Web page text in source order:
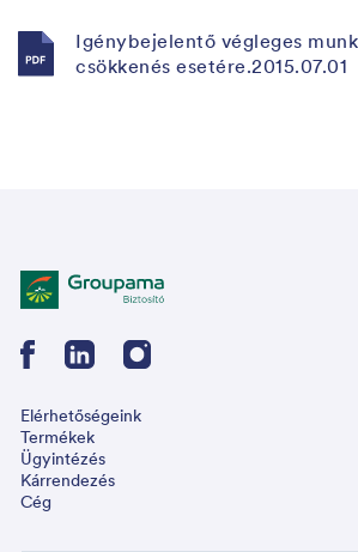
Igénybejelentő végleges
csökkenés esetére.2015.07.01
Elérhetőségeink
Termékek
Ügyintézés
Kárrendezés
Cég